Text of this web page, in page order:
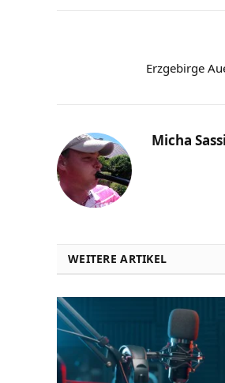
Erzgebirge
Micha
WEITERE ARTIKEL